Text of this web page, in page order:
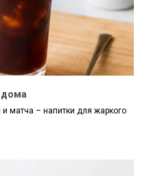
дома
матча – напитки для жаркого